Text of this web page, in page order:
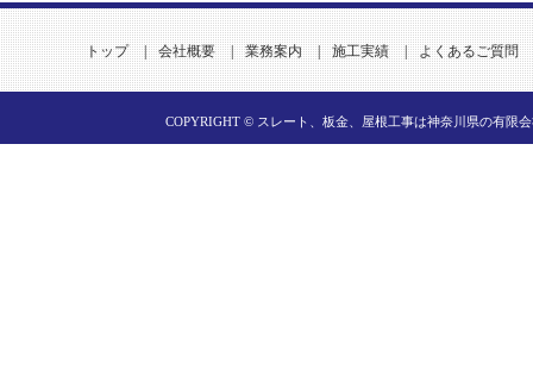
トップ | 会社概要 | 業務案内 | 施工実績 | よくあるご質問
COPYRIGHT © スレート、板金、屋根工事は神奈川県の有限